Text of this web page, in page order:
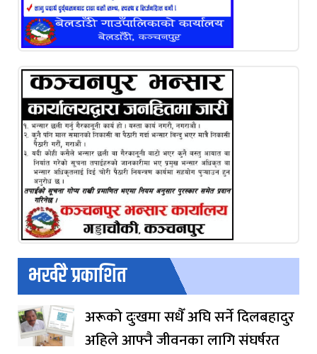
भर्खरै प्रकाशित
अरूको दुःखमा सधैँ अघि सर्ने दिलबहादुर
अहिले आफ्नै जीवनका लागि संघर्षरत